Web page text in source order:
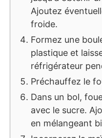
Ajoutez
froide.
Formez une
plastique et
réfrigérateur
Préchauffez le
Dans un bol,
avec le sucre.
en mélangeant